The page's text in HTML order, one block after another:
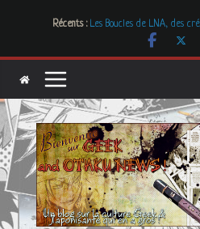
Récents : Les Boucles de LNA, des
# Cher GON #01 – juillet
[Dossier] Les dystopies